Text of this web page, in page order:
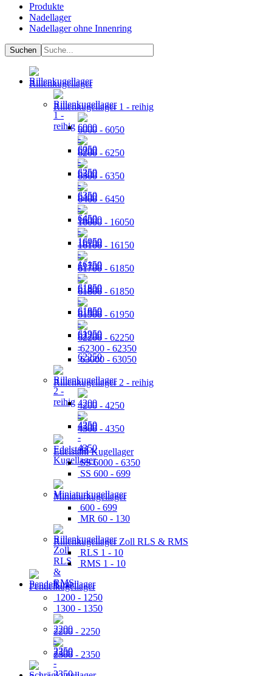
Produkte
Nadellager
Nadellager ohne Innenring
Rillenkugellager
Rillenkugellager 1 - reihig
6000 - 6050
6200 - 6250
6300 - 6350
6400 - 6450
16000 - 16050
16100 - 16150
61700 - 61850
61800 - 61850
61900 - 61950
62200 - 62250
62300 - 62350
63000 - 63050
Rillenkugellager 2 - reihig
4200 - 4250
4300 - 4350
Edelstahl Kugellager
SS 6000 - 6350
SS 600 - 699
Miniaturkugellager
600 - 699
MR 60 - 130
Rillenkugellager Zoll RLS & RMS
RLS 1 - 10
RMS 1 - 10
Pendelkugellager
1200 - 1250
1300 - 1350
2200 - 2250
2300 - 2350